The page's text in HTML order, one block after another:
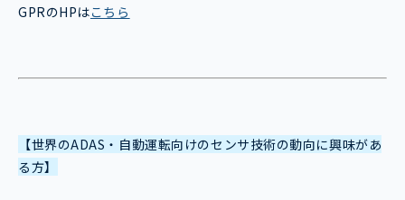
GPRのHPはこちら
【世界のADAS・自動運転向けのセンサ技術の動向に興味があ
る方】